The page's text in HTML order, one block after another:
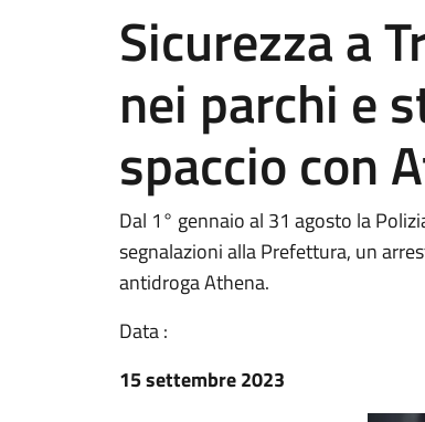
Sicurezza a
nei parchi e
spaccio con
Dal 1° gennaio al 31 agosto la
segnalazioni alla Prefettura, un
antidroga Athena.
Data :
15 settembre 2023